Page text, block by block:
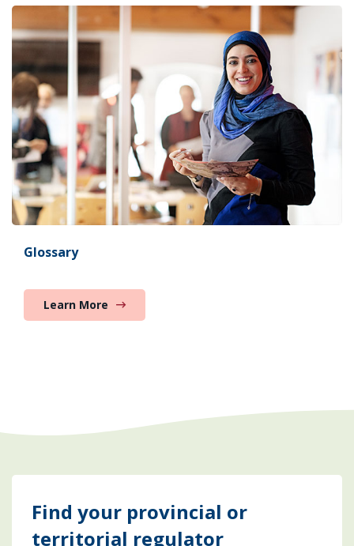
Glossary
Learn More
Find your provincial or
territorial regulator